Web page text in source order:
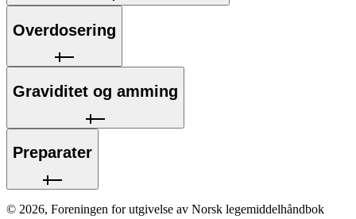
Overdosering
Graviditet og amming
Preparater
© 2026, Foreningen for utgivelse av Norsk legemiddelhåndbok